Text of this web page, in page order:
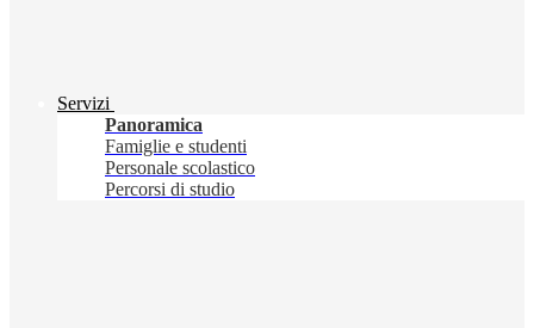
Servizi
Panoramica
Famiglie e studenti
Personale scolastico
Percorsi di studio